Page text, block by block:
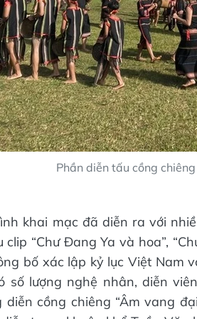
Phần diễn tấu cồng
khai mạc đã diễn ra với
clip “Chư Đang Ya và hoa”,
bố xác lập kỷ lục Việt Nam
số lượng nghệ nhân, diễn
diễn cồng chiêng “Âm vang